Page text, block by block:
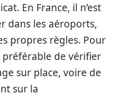
En France, il n’est
dans les aéroports,
propres règles. Pour
préférable de vérifier
sur place, voire de
sur la